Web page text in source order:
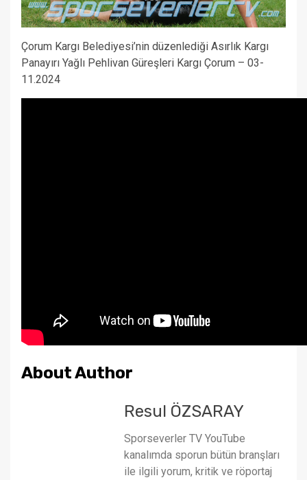
Çorum Kargı Belediyesi’nin düzenlediği Asırlık Kargı
Panayırı Yağlı Pehlivan Güreşleri Kargı Çorum – 03-
11.2024
About Author
Resul ÖZSARAY
Sporseverler TV YouTube
kanalımda sporun bütün branşları
ile ilgili yorum, kritik ve röportaj